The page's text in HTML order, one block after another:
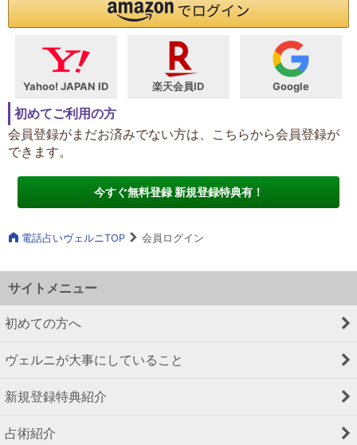
Yahoo! JAPAN ID 楽天会員ID Google
初めてご利用の方
会員登録がまだお済みでない方は、こちらから会員登録が
できます。
今すぐ無料登録 新規登録特典有！
電話占いヴェルニTOP 会員ログイン
サイトメニュー
初めての方へ
ヴェルニが大事にしていること
新規登録特典紹介
占術紹介